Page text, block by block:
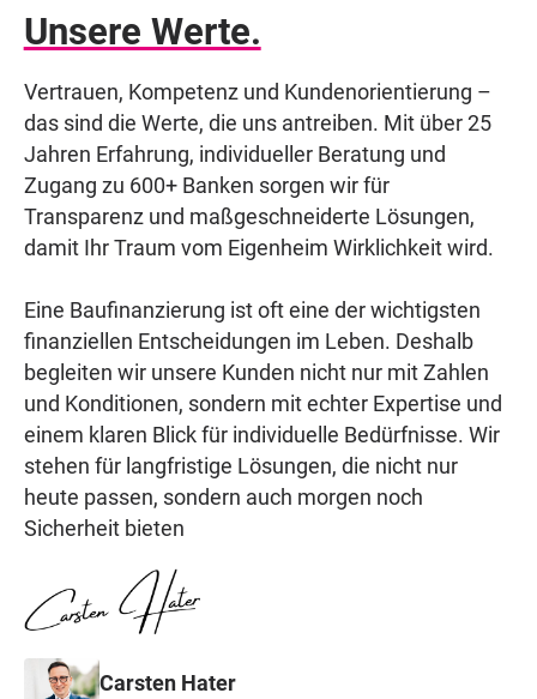
Unsere Werte.
Vertrauen, Kompetenz und Kundenorientierung –
das sind die Werte, die uns antreiben. Mit über 25
Jahren Erfahrung, individueller Beratung und
Zugang zu 600+ Banken sorgen wir für
Transparenz und maßgeschneiderte Lösungen,
damit Ihr Traum vom Eigenheim Wirklichkeit wird.
Eine Baufinanzierung ist oft eine der wichtigsten
finanziellen Entscheidungen im Leben. Deshalb
begleiten wir unsere Kunden nicht nur mit Zahlen
und Konditionen, sondern mit echter Expertise und
einem klaren Blick für individuelle Bedürfnisse. Wir
stehen für langfristige Lösungen, die nicht nur
heute passen, sondern auch morgen noch
Sicherheit bieten
Carsten Hater